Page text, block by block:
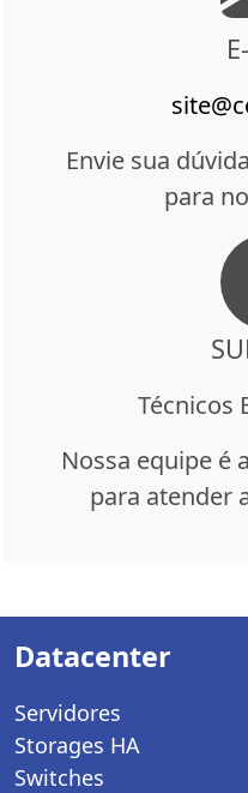
Envie sua
para
Técnicos
Nossa equipe é
para atender
Datacenter
Servidores
Storages HA
Switches